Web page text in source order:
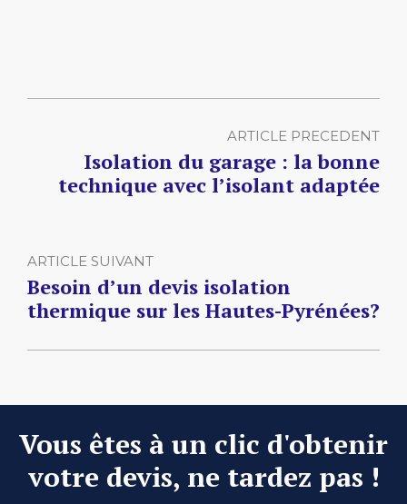
ARTICLE PRECEDENT
Isolation du garage : la bonne
technique avec l’isolant adaptée
ARTICLE SUIVANT
Besoin d’un devis isolation
thermique sur les Hautes-Pyrénées?
Vous êtes à un clic d'obtenir
votre devis, ne tardez pas !